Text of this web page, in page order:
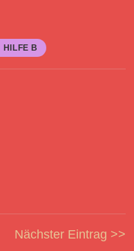
HILFE B
Nächster Eintrag >>